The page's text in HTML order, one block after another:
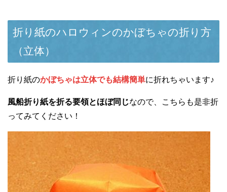
折り紙のハロウィンのかぼちゃの折り方
（立体）
折り紙のかぼちゃは立体でも結構簡単に折れちゃいます♪
風船折り紙を折る要領とほぼ同じなので、こちらも是非折
ってみてください！